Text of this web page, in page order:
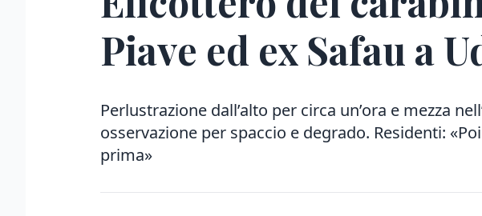
Piave ed ex Safau a
Perlustrazione dall’alto per circa un’ora e mezza
osservazione per spaccio e degrado. Residenti:
prima»